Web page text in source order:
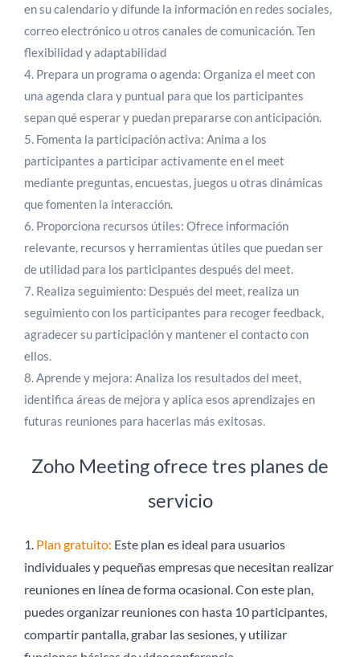
en su calendario y difunde la información en redes sociales,
correo electrónico u otros canales de comunicación. Ten
flexibilidad y adaptabilidad
4. Prepara un programa o agenda: Organiza el meet con
una agenda clara y puntual para que los participantes
sepan qué esperar y puedan prepararse con anticipación.
5. Fomenta la participación activa: Anima a los
participantes a participar activamente en el meet
mediante preguntas, encuestas, juegos u otras dinámicas
que fomenten la interacción.
6. Proporciona recursos útiles: Ofrece información
relevante, recursos y herramientas útiles que puedan ser
de utilidad para los participantes después del meet.
7. Realiza seguimiento: Después del meet, realiza un
seguimiento con los participantes para recoger feedback,
agradecer su participación y mantener el contacto con
ellos.
8. Aprende y mejora: Analiza los resultados del meet,
identifica áreas de mejora y aplica esos aprendizajes en
futuras reuniones para hacerlas más exitosas.
Zoho Meeting ofrece tres planes de
servicio
1. Plan gratuito: Este plan es ideal para usuarios
individuales y pequeñas empresas que necesitan realizar
reuniones en línea de forma ocasional. Con este plan,
puedes organizar reuniones con hasta 10 participantes,
compartir pantalla, grabar las sesiones, y utilizar